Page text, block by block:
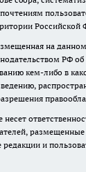
Российской
на данном
РФ
кем-либо в
несет
размещенные
и